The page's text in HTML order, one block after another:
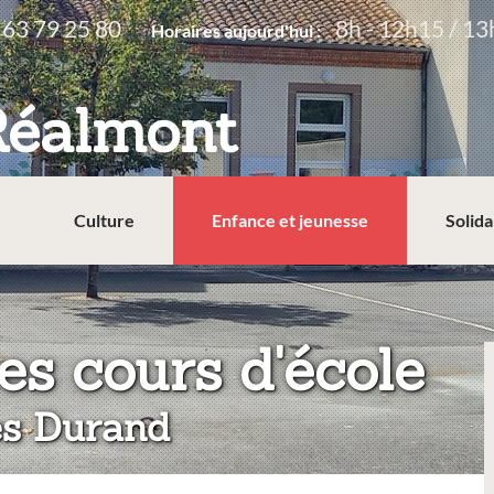
79 25 80 Horaires aujourd'hui : 8h - 12h15 /
Culture Enfance et jeunesse
cours d'école:
Durand